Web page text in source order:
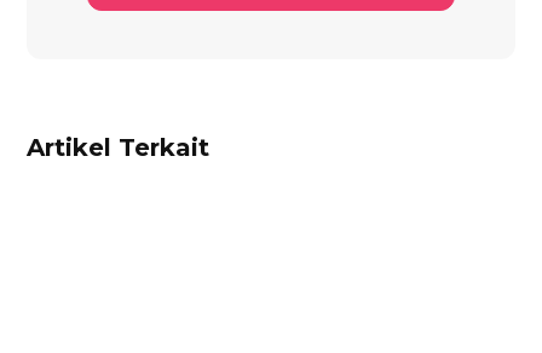
Artikel Terkait